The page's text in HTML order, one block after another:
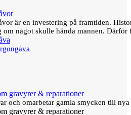
är en investering på framtiden.
om något skulle hända mannen.
gravyrer & reparationer
och omarbetar gamla smycken till
gravyrer & reparationer